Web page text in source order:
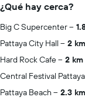
¿Qué hay cerca?
Big C Supercenter
Pattaya City Hall
2 km
Hard Rock Cafe
2 km
Central Festival
Pattaya Beach
2.3 km